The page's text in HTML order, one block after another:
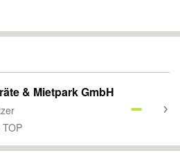
& Mietpark GmbH